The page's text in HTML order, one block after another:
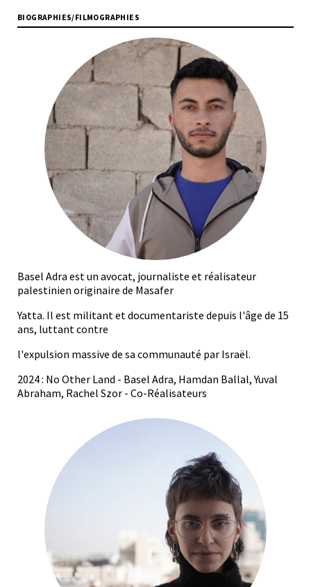
BIOGRAPHIES/FILMOGRAPHIES
Basel Adra est un avocat, journaliste et réalisateur
palestinien originaire de Masafer
Yatta. Il est militant et documentariste depuis l'âge de 15
ans, luttant contre
l'expulsion massive de sa communauté par Israël.
2024 : No Other Land - Basel Adra, Hamdan Ballal, Yuval
Abraham, Rachel Szor - Co-Réalisateurs